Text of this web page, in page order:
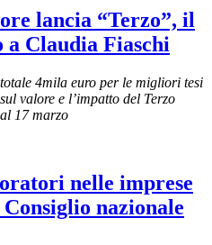
lancia “Terzo”, il
a Claudia Fiaschi
4mila euro per le migliori tesi
valore e l’impatto del Terzo
17 marzo
nelle imprese
nazionale